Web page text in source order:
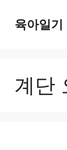
육아일기
계단